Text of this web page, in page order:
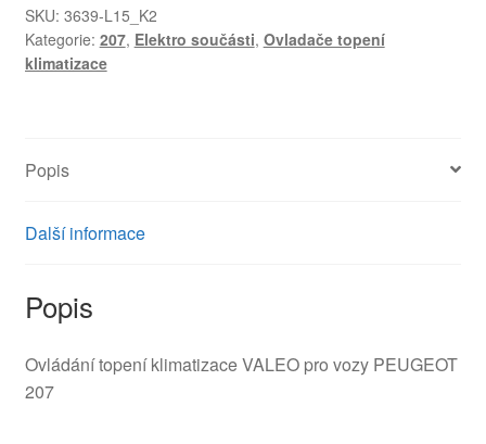
207
69910002
6451TK
SKU: 3639-L15_K2
Kategorie: 207, Elektro součásti, Ovladače topení
klimatizace
Popis
Další informace
Popis
Ovládání topení klimatizace VALEO pro vozy PEUGEOT
207